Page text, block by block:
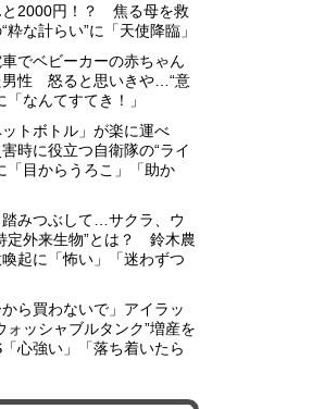
と2000円！？ 焦る母を救
粋な計らい”に「天使降臨」
車でベビーカーの赤ちゃん
男性 怒ると思いきや…“意
「なんてすてき！」
トボトル」が楽に運べ
時に役立つ自衛隊の“ライ
「目からうろこ」「助か
踏みつぶして…サクラ、ウ
定外来生物”とは？ 鈴木農
起に「怖い」「迷わずつ
から買わないで」アイラッ
ォッシャブルタンク”増産を
心強い」「落ち着いたら